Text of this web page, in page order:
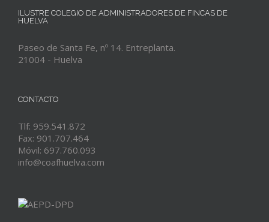
ILUSTRE COLEGIO DE ADMINISTRADORES DE FINCAS DE
HUELVA
Paseo de Santa Fe, nº 14. Entreplanta.
21004 - Huelva
CONTACTO
Tlf: 959.541.872
Fax: 901.707.464
Móvil: 697.760.093
info@coafhuelva.com